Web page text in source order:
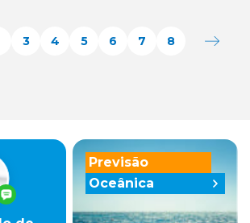
3 4 5 6 7 8
Previsão
Oceânica